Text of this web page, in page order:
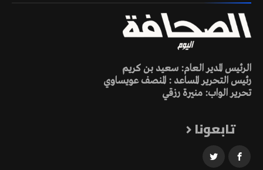
الرئيس المدير العام: سعيد بن كريم
رئيس التحرير المساعد : المنصف عويساوي
تحرير الواب: منيرة رزقي
تابعونا